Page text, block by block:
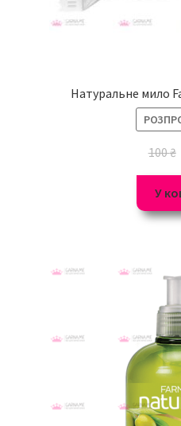
Натуральне мило
100₴
У